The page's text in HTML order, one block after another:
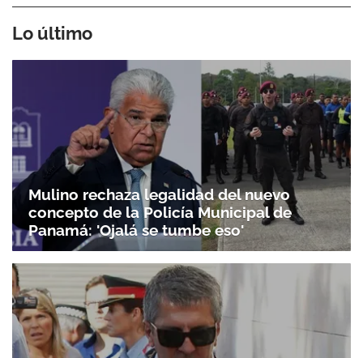
Lo último
Mulino rechaza legalidad del nuevo
concepto de la Policía Municipal de
Panamá: 'Ojalá se tumbe eso'